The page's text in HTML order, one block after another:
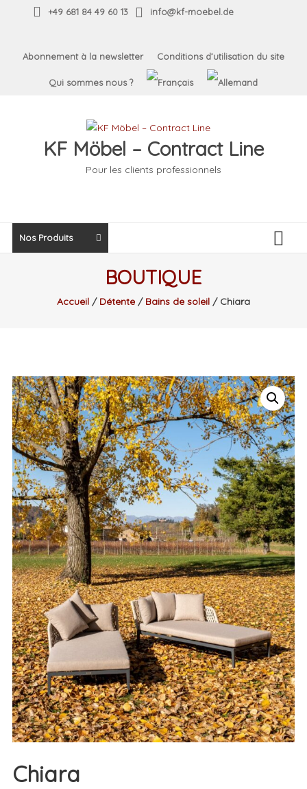
+49 681 84 49 60 13 info@kf-moebel.de
Abonnement à la newsletter Conditions d’utilisation du site
Qui sommes nous ?
KF Möbel – Contract Line
Pour les clients professionnels
Nos Produits
BOUTIQUE
Accueil/ Détente/ Bains de soleil/ Chiara
Chiara